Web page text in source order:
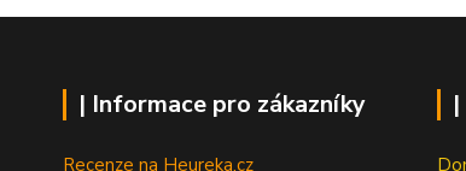
| Informace pro zákazníky
Recenze na Heureka.cz